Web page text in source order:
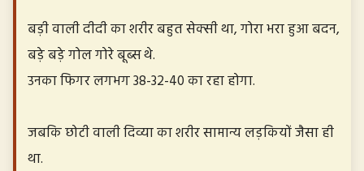
बड़ी वाली दीदी का शरीर बहुत सेक्सी था, गोरा भरा हुआ बदन,
बड़े बड़े गोल गोरे बूब्स थे.
उनका फिगर लगभग 38-32-40 का रहा होगा.
जबकि छोटी वाली दिव्या का शरीर सामान्य लड़कियों जैसा ही
था.